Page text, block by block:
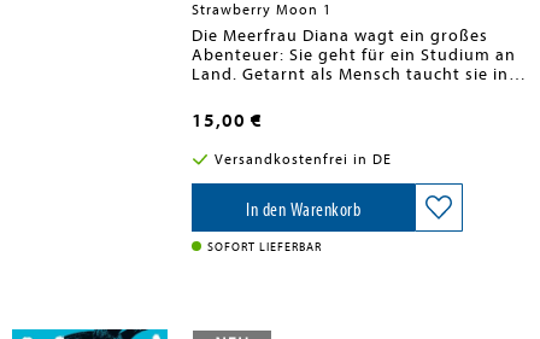
Strawberry Moon 1
Die Meerfrau Diana wagt ein großes
Abenteuer: Sie geht für ein Studium an
Land. Getarnt als Mensch taucht sie in
sympathische Eiden lässt ihr Herz
höherschlagen, doch eine Freundschaft
mit einem Menschen könnte das Leben
aller Meeresvölker gefährden. Noch
dazu versetzen unheimliche Angriffe
aus dem Meer den Campus in Aufruhr.
Lauert in Dianas Heimat etwa eine
Gefahr für die Menschenwelt?
15,00 €
Versandkostenfrei in DE
In den Warenkorb
SOFORT LIEFERBAR